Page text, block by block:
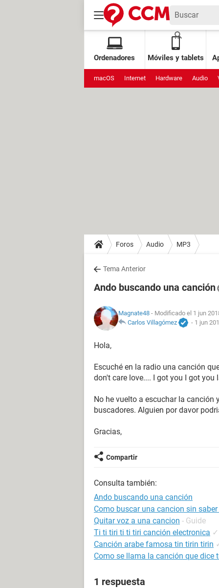
Ordenadores Móviles y tablets
macOS Internet Hardware Audio
Foros Audio MP3
Tema Anterior
Ando buscando una canción
Magnate48 - Modificado el 1 jun
Carlos Villagómez
- 1 jun
Hola,
Escuché en la radio una canción
don't care love.... I got you I got you
No he vuelto a escuchar la canción
buscadores. Alguien por davor
Gracias,
Compartir
Consulta también:
Ando buscando una canción
Como buscar una cancion sin
Quitar voz a una cancion - Guide
Ti ti tiri ti ti tiri canción electronica ✓
Canción arabe famosa tin tirin tirin
Como se llama la canción que dice
1 respuesta